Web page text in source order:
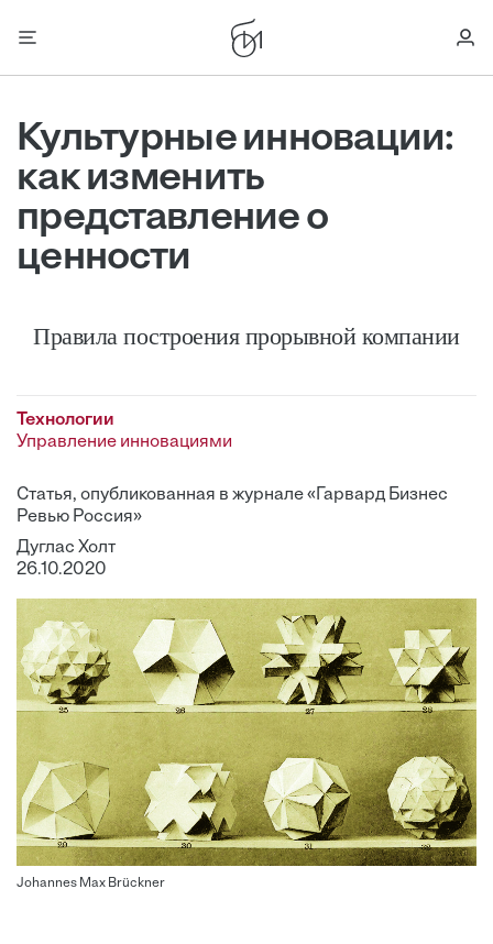
Культурные инновации:
как изменить
представление о
ценности
Правила построения прорывной компании
Технологии
Управление инновациями
Статья, опубликованная в журнале «Гарвард Бизнес
Ревью Россия»
Дуглас Холт
26.10.2020
Johannes Max Brückner